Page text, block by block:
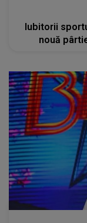
Iubitorii
nouă